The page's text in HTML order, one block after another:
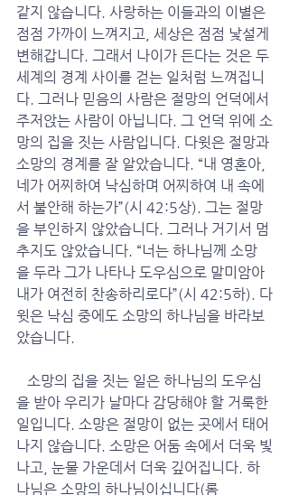
같지 않습니다. 사랑하는 이들과의 이별은
점점 가까이 느껴지고, 세상은 점점 낯설게
변해갑니다. 그래서 나이가 든다는 것은 두
세계의 경계 사이를 걷는 일처럼 느껴집니
다. 그러나 믿음의 사람은 절망의 언덕에서
주저앉는 사람이 아닙니다. 그 언덕 위에 소
망의 집을 짓는 사람입니다. 다윗은 절망과
소망의 경계를 잘 알았습니다. “내 영혼아,
네가 어찌하여 낙심하며 어찌하여 내 속에
서 불안해 하는가”(시 42:5상). 그는 절망
을 부인하지 않았습니다. 그러나 거기서 멈
추지도 않았습니다. “너는 하나님께 소망
을 두라 그가 나타나 도우심으로 말미암아
내가 여전히 찬송하리로다”(시 42:5하). 다
윗은 낙심 중에도 소망의 하나님을 바라보
았습니다.
을 받아 우리가 날마다 감당해야 할 거룩한
일입니다. 소망은 절망이 없는 곳에서 태어
나지 않습니다. 소망은 어둠 속에서 더욱 빛
나고, 눈물 가운데서 더욱 깊어집니다. 하
나님은 소망의 하나님이십니다(롬